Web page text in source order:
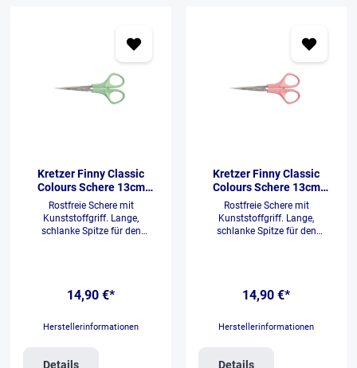
Kretzer Finny Classic
Colours Schere 13cm
(mint)
Rostfreie Schere mit
Kunststoffgriff. Lange,
schlanke Spitze für den
echtshänderscheregeeignet für:
Gewebe, Folie,
PapierScherenlänge 13cm
14,90 €*
Herstellerinformationen
Details
Kretzer Finny Classic
Colours Schere 13cm
(rosa)
Rostfreie Schere mit
Kunststoffgriff. Lange,
schlanke Spitze für den
echtshänderscheregeeignet für:
Gewebe, Folie,
PapierScherenlänge 13cm
14,90 €*
Herstellerinformationen
Details